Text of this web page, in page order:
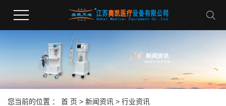
您当前的位置 ： 首 页 > 新闻资讯 > 行业资讯